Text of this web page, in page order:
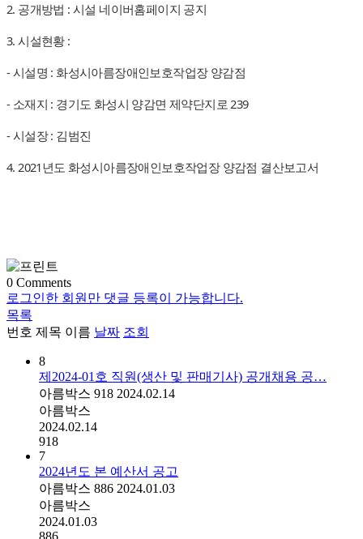
2. 공개방법 : 시설 네이버홈페이지 공지
3. 시설현황 :
- 시설명 : 화성시아름장애인보호작업장 양감점
- 소재지 : 경기도 화성시 양감면 제약단지로 239
- 시설장 : 김범진
4. 2021년도 화성시아름장애인보호작업장 양감점 결산보고서
0 Comments
로그인한 회원만 댓글 등록이 가능합니다.
목록
번호 제목 이름 날짜 조회
8
제2024-01호 직원(생산 및 판매기사) 공개채용 공…
아름박스 918 2024.02.14
아름박스
2024.02.14
918
7
2024년도 본 예산서 공고
아름박스 886 2024.01.03
아름박스
2024.01.03